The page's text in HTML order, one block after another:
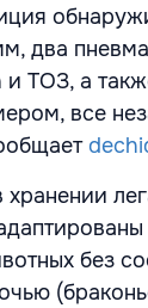
два
ТОЗ, а
все
без